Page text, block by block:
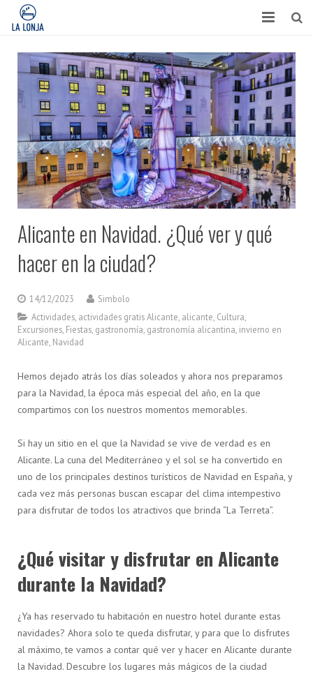
HABITACIONES
CONTACTO
TURISMO
OPINIONES
BLOG
APARTAMENTOS
Alicante en Navidad. ¿Qué ver y qué
hacer en la ciudad?
14/12/2023
Simbolo
Actividades actividades gratis Alicante alicante Cultura
Excursiones Fiestas gastronomía gastronomía alicantina invierno en
Alicante Navidad
Hemos dejado atrás los días soleados y ahora nos preparamos
para la Navidad, la época más especial del año, en la que
compartimos con los nuestros momentos memorables.
Si hay un sitio en el que la Navidad se vive de verdad es en
Alicante. La cuna del Mediterráneo y el sol se ha convertido en
uno de los principales destinos turísticos de Navidad en España, y
cada vez más personas buscan escapar del clima intempestivo
para disfrutar de todos los atractivos que brinda “La Terreta”.
¿Qué visitar y disfrutar en Alicante
durante la Navidad?
¿Ya has reservado tu habitación en nuestro hotel durante estas
navidades? Ahora solo te queda disfrutar, y para que lo disfrutes
al máximo, te vamos a contar qué ver y hacer en Alicante durante
la Navidad. Descubre los lugares más mágicos de la ciudad